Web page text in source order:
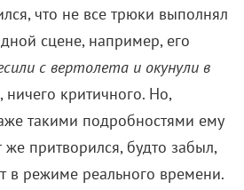
что не все трюки выполнял
сцене, например, его
с вертолета и окунули в
ничего критичного. Но,
такими подробностями ему
же притворился, будто забыл,
в режиме реального времени.